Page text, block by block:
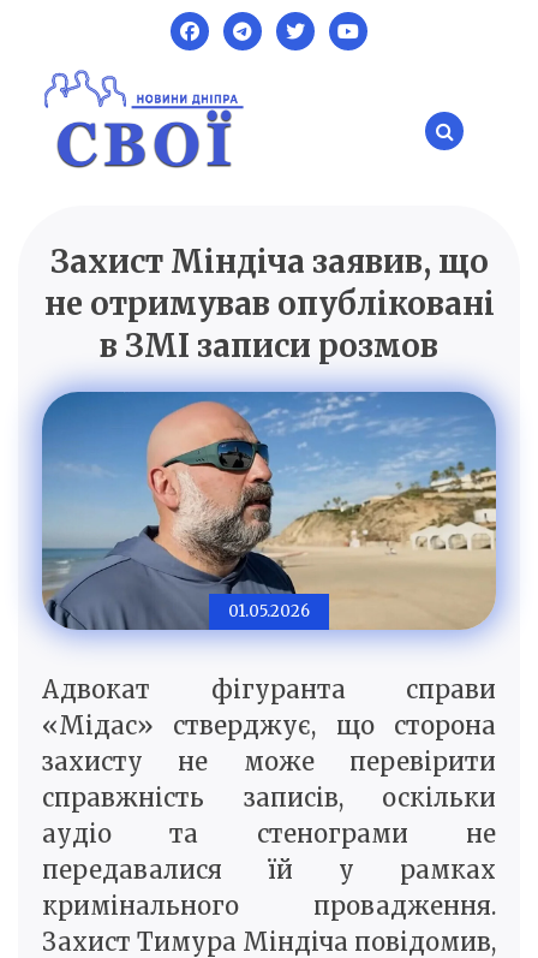
content
SVOI.DP.UA
Новини Дніпра
Захист Міндіча заявив, що
не отримував опубліковані
в ЗМІ записи розмов
01.05.2026
Адвокат фігуранта справи
«Мідас» стверджує, що сторона
захисту не може перевірити
справжність записів, оскільки
аудіо та стенограми не
передавалися їй у рамках
кримінального провадження.
Захист Тимура Міндіча повідомив,